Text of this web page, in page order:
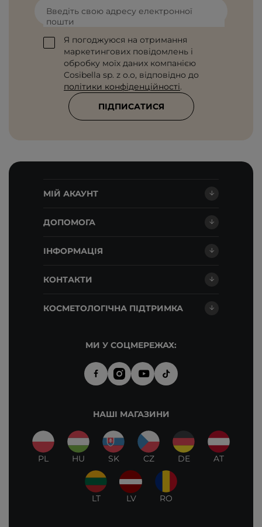
Введіть свою адресу електронної
пошти
Я погоджуюся на отримання
маркетингових повідомлень і
обробку моїх даних компанією
Cosibella sp. z o.o, відповідно до
політики конфіденційності.
ПІДПИСАТИСЯ
МІЙ АКАУНТ
ДОПОМОГА
ІНФОРМАЦІЯ
КОНТАКТИ
КОСМЕТОЛОГІЧНА ПІДТРИМКА
МИ У СОЦМЕРЕЖАХ:
НАШІ МАГАЗИНИ
PL HU SK CZ DE AT
LT LV RO